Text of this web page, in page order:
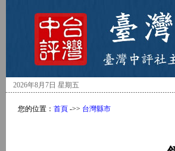
2026年8月7日 星期五
您的位置： 首頁 ->> 台灣縣市